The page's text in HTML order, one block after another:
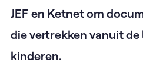
JEF en Ketnet om
die vertrekken vanuit
kinderen.